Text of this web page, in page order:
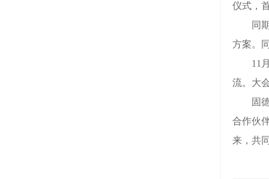
仪式，
同期
方案。
11月
流。大
固德
合作伙
来，共